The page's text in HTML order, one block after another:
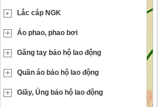
Lắc cáp NGK
Áo phao, phao bơi
Găng tay bảo hộ lao động
Quần áo bảo hộ lao động
Giầy, Ủng bảo hộ lao động